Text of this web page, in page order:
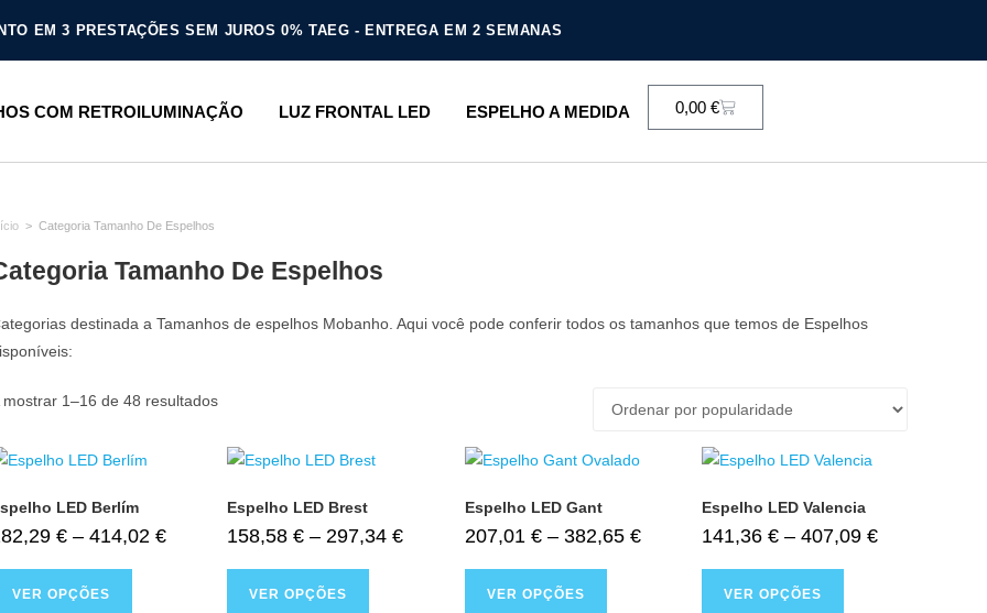
EM 3 PRESTAÇÕES SEM JUROS 0% TAEG - ENTREGA EM 2 SEMANAS
COM RETROILUMINAÇÃO LUZ FRONTAL LED ESPELHO A MEDIDA 0,00 €
> Categoria Tamanho De Espelhos
Tamanho De Espelhos
destinada a Tamanhos de espelhos Mobanho. Aqui você pode conferir todos os tamanhos que temos de Espelhos
mostrar 1–16 de 48 resultados
LED Berlím
€ – 414,02 €
VER OPÇÕES
Espelho LED Brest
158,58€ – 297,34€
VER OPÇÕES
Espelho LED Gant
207,01 € – 382,65 €
VER OPÇÕES
Espelho LED Valencia
141,36 € – 407,09 €
VER OPÇÕES